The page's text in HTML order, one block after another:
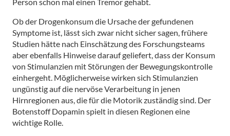
Ob der Drogenkonsum die Ursache der gefundenen
Symptome ist, lässt sich zwar nicht sicher sagen, frühere
Studien hätte nach Einschätzung des Forschungsteams
aber ebenfalls Hinweise darauf geliefert, dass der Konsum
von Stimulanzien mit Störungen der Bewegungskontrolle
einhergeht. Möglicherweise wirken sich Stimulanzien
ungünstig auf die nervöse Verarbeitung in jenen
Hirnregionen aus, die für die Motorik zuständig sind. Der
Botenstoff Dopamin spielt in diesen Regionen eine
wichtige Rolle.